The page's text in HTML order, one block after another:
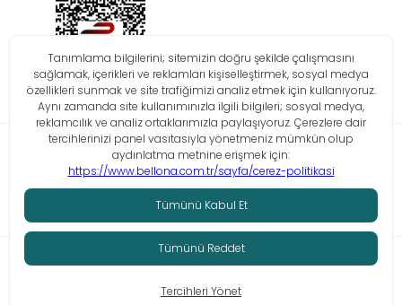
Bilgi Toplumu Hizmetleri KVKK Çerez Politikası İşlem Rehberi
© Tüm hakları saklıdır. Bellona 2026